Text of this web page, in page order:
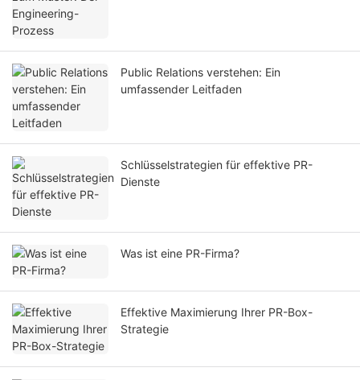
Public Relations verstehen: Ein
umfassender Leitfaden
Schlüsselstrategien für effektive PR-
Dienste
Was ist eine PR-Firma?
Effektive Maximierung Ihrer PR-Box-
Strategie